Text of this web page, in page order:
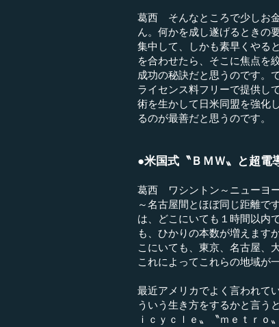
葛西 そんなところで少しお
ん。何かを成し遂げるときの
集中して、しかも素早くやる
を合わせたら、そこに焦点を
成功の秘訣だと思うのです。
ライセンス料フリーで提供し
術を生かして日米同盟を強化
るのが最善だと思うのです。
●米国式〝ＢＭＷ〟と超電
葛西 ワシントン～ニューヨ
～名古屋間とほぼ同じ距離で
は、どこにいても１時間以内
も、ひかりの本数が増えます
こにいても、東京、名古屋、
これによってこれらの地域が
最近アメリカでよく言われて
ういう生き方をするかと言う
ｉｃｙｃｌｅ〟〝ｍｅｔｒｏ